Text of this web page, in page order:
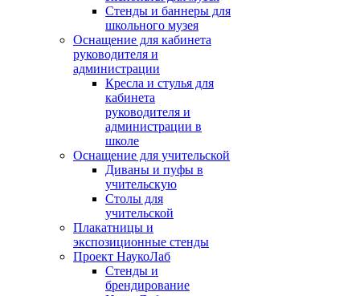
Стенды и баннеры для
школьного музея
Оснащение для кабинета
руководителя и
администрации
Кресла и стулья для
кабинета
руководителя и
администрации в
школе
Оснащение для учительской
Диваны и пуфы в
учительскую
Столы для
учительской
Плакатницы и
экспозиционные стенды
Проект НаукоЛаб
Стенды и
брендирование